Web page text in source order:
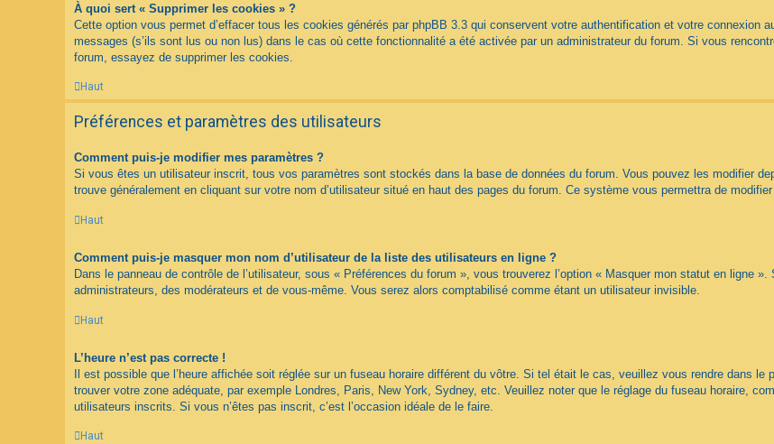
À quoi sert « Supprimer les cookies » ?
Cette option vous permet d’effacer tous les cookies générés par phpBB 3.3 qui conservent votre authentification et votre connexion
messages (s’ils sont lus ou non lus) dans le cas où cette fonctionnalité a été activée par un administrateur du forum. Si vous
forum, essayez de supprimer les cookies.
Haut
Préférences et paramètres des utilisateurs
Comment puis-je modifier mes paramètres ?
Si vous êtes un utilisateur inscrit, tous vos paramètres sont stockés dans la base de données du forum. Vous pouvez les modifier
trouve généralement en cliquant sur votre nom d’utilisateur situé en haut des pages du forum. Ce système vous permettra de
Haut
Comment puis-je masquer mon nom d’utilisateur de la liste des utilisateurs en ligne ?
Dans le panneau de contrôle de l’utilisateur, sous « Préférences du forum », vous trouverez l’option « Masquer mon statut en ligne
administrateurs, des modérateurs et de vous-même. Vous serez alors comptabilisé comme étant un utilisateur invisible.
Haut
L’heure n’est pas correcte !
Il est possible que l’heure affichée soit réglée sur un fuseau horaire différent du vôtre. Si tel était le cas, veuillez vous rendre dans le
trouver votre zone adéquate, par exemple Londres, Paris, New York, Sydney, etc. Veuillez noter que le réglage du fuseau horaire,
utilisateurs inscrits. Si vous n’êtes pas inscrit, c’est l’occasion idéale de le faire.
Haut